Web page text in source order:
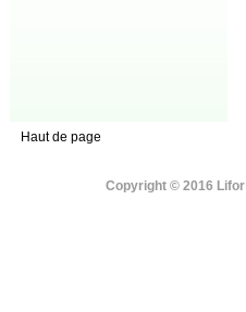
Haut de page
Copyright © 2016 Lifor